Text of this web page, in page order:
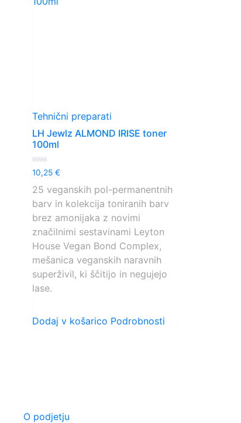
Tehnični preparati
LH Jewlz ALMOND IRISE toner
100ml
Ocenjeno
0
od
5
10,25€
25 veganskih pol-permanentnih
barv in kolekcija toniranih barv
brez amonijaka z novimi
značilnimi sestavinami Leyton
House Vegan Bond Complex,
mešanica veganskih naravnih
superživil, ki ščitijo in negujejo
lase.
Dodaj v košarico Podrobnosti
O podjetju